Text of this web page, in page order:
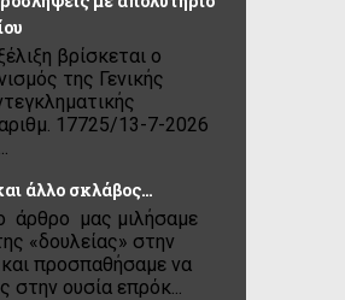
βρίσκεται ο
της Γενικής
17725/13-7-2026
άλλο σκλάβος…
άρθρο μας μιλήσαμε
«δουλείας» στην
προσπαθήσαμε να
ουσία επρόκ...